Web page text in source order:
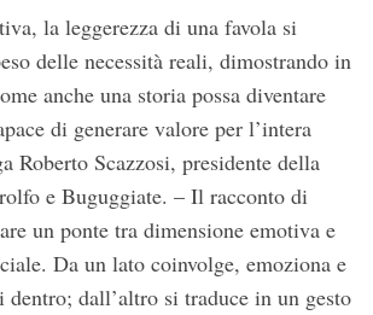
la leggerezza di una favola si
delle necessità reali, dimostrando in
anche una storia possa diventare
di generare valore per l’intera
Roberto Scazzosi, presidente della
e Buguggiate. – Il racconto di
un ponte tra dimensione emotiva e
Da un lato coinvolge, emoziona e
dentro; dall’altro si traduce in un gesto